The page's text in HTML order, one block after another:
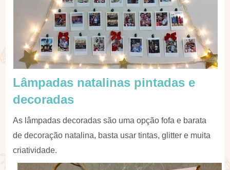
Lâmpadas natalinas pintadas e
decoradas
As lâmpadas decoradas são uma opção fofa e barata
de decoração natalina, basta usar tintas, glitter e muita
criatividade.